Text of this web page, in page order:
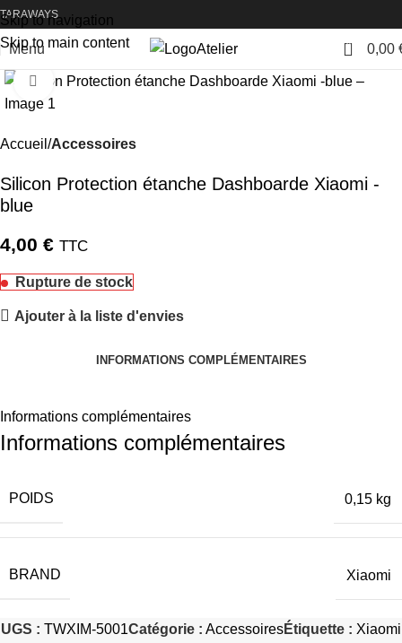
Skip to navigation
Skip to main content
TARAWAYS
Menu Atelier 0 0,00
Cliquez pour agrandir
Accueil Accessoires
Silicon Protection étanche Dashboarde Xiaomi -
blue
4,00 € TTC
Rupture de stock
Ajouter à la liste d'envies
INFORMATIONS COMPLÉMENTAIRES
Informations complémentaires
Informations complémentaires
POIDS 0,15 kg
BRAND Xiaomi
UGS : TWXIM-5001Catégorie : AccessoiresÉtiquette : Xiaomi